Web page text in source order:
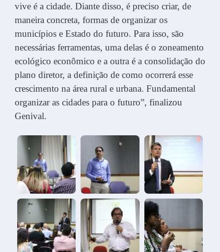
vive é a cidade. Diante disso, é preciso criar, de
maneira concreta, formas de organizar os
municípios e Estado do futuro. Para isso, são
necessárias ferramentas, uma delas é o zoneamento
ecológico econômico e a outra é a consolidação do
plano diretor, a definição de como ocorrerá esse
crescimento na área rural e urbana. Fundamental
organizar as cidades para o futuro”, finalizou
Genival.